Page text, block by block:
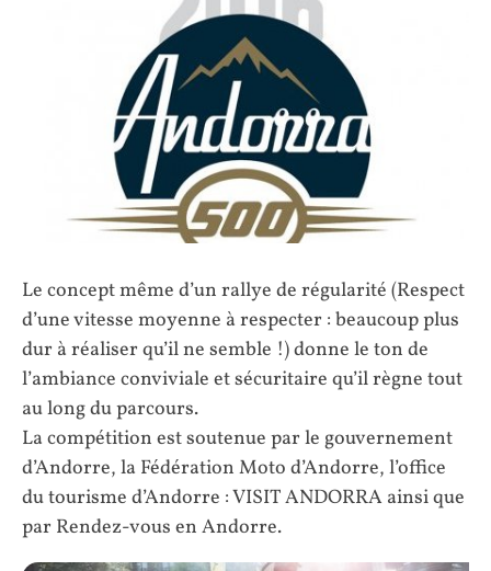
Le concept même d’un rallye de régularité (Respect
d’une vitesse moyenne à respecter : beaucoup plus
dur à réaliser qu’il ne semble !) donne le ton de
l’ambiance conviviale et sécuritaire qu’il règne tout
au long du parcours.
La compétition est soutenue par le gouvernement
d’Andorre, la Fédération Moto d’Andorre, l’office
du tourisme d’Andorre : VISIT ANDORRA ainsi que
par Rendez-vous en Andorre.